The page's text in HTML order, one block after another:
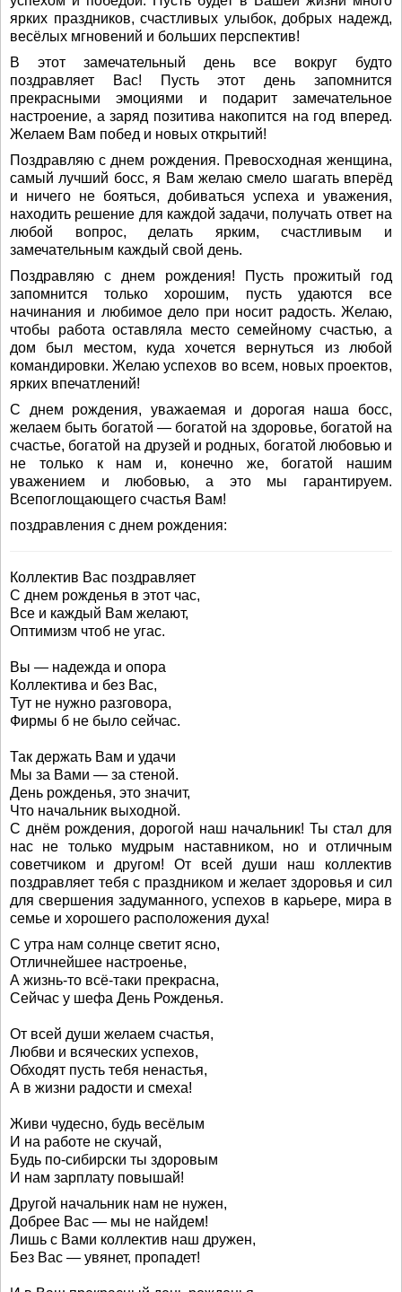
ярких праздников, счастливых улыбок, добрых надежд,
весёлых мгновений и больших перспектив!
В этот замечательный день все вокруг будто
поздравляет Вас! Пусть этот день запомнится
прекрасными эмоциями и подарит замечательное
настроение, а заряд позитива накопится на год вперед.
Желаем Вам побед и новых открытий!
Поздравляю с днем рождения. Превосходная женщина,
самый лучший босс, я Вам желаю смело шагать вперёд
и ничего не бояться, добиваться успеха и уважения,
находить решение для каждой задачи, получать ответ на
любой вопрос, делать ярким, счастливым и
замечательным каждый свой день.
Поздравляю с днем рождения! Пусть прожитый год
запомнится только хорошим, пусть удаются все
начинания и любимое дело при носит радость. Желаю,
чтобы работа оставляла место семейному счастью, а
дом был местом, куда хочется вернуться из любой
командировки. Желаю успехов во всем, новых проектов,
ярких впечатлений!
С днем рождения, уважаемая и дорогая наша босс,
желаем быть богатой — богатой на здоровье, богатой на
счастье, богатой на друзей и родных, богатой любовью и
не только к нам и, конечно же, богатой нашим
уважением и любовью, а это мы гарантируем.
Всепоглощающего счастья Вам!
поздравления с днем рождения:
Коллектив Вас поздравляет
С днем рожденья в этот час,
Все и каждый Вам желают,
Оптимизм чтоб не угас.
Вы — надежда и опора
Коллектива и без Вас,
Тут не нужно разговора,
Фирмы б не было сейчас.
Так держать Вам и удачи
Мы за Вами — за стеной.
День рожденья, это значит,
Что начальник выходной.
С днём рождения, дорогой наш начальник! Ты стал для
нас не только мудрым наставником, но и отличным
советчиком и другом! От всей души наш коллектив
поздравляет тебя с праздником и желает здоровья и сил
для свершения задуманного, успехов в карьере, мира в
семье и хорошего расположения духа!
С утра нам солнце светит ясно,
Отличнейшее настроенье,
А жизнь-то всё-таки прекрасна,
Сейчас у шефа День Рожденья.
От всей души желаем счастья,
Любви и всяческих успехов,
Обходят пусть тебя ненастья,
А в жизни радости и смеха!
Живи чудесно, будь весёлым
И на работе не скучай,
Будь по-сибирски ты здоровым
И нам зарплату повышай!
Другой начальник нам не нужен,
Добрее Вас — мы не найдем!
Лишь с Вами коллектив наш дружен,
Без Вас — увянет, пропадет!